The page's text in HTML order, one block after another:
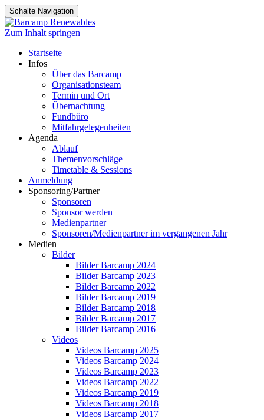
Schalte Navigation
Zum Inhalt springen
Startseite
Infos
Über das Barcamp
Organisationsteam
Termin und Ort
Übernachtung
Fundbüro
Mitfahrgelegenheiten
Agenda
Ablauf
Themenvorschläge
Timetable & Sessions
Anmeldung
Sponsoring/Partner
Sponsoren
Sponsor werden
Medienpartner
Sponsoren/Medienpartner im vergangenen Jahr
Medien
Bilder
Bilder Barcamp 2024
Bilder Barcamp 2023
Bilder Barcamp 2022
Bilder Barcamp 2019
Bilder Barcamp 2018
Bilder Barcamp 2017
Bilder Barcamp 2016
Videos
Videos Barcamp 2025
Videos Barcamp 2024
Videos Barcamp 2023
Videos Barcamp 2022
Videos Barcamp 2019
Videos Barcamp 2018
Videos Barcamp 2017